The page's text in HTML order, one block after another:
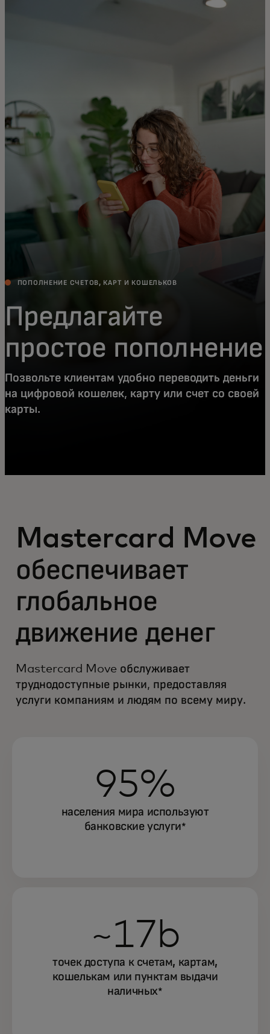
Для всего мира
Для новаторов
Новости и тренды
ПОПОЛНЕНИЕ СЧЕТОВ, КАРТ И КОШЕЛЬКОВ
Предлагайте
простое пополнение
Позвольте клиентам удобно переводить деньги
на цифровой кошелек, карту или счет со своей
карты.
Mastercard Move
обеспечивает
глобальное
движение денег
Mastercard Move обслуживает
труднодоступные рынки, предоставляя
услуги компаниям и людям по всему миру.
95%
населения мира используют
банковские услуги*
~17b
точек доступа к счетам, картам,
кошелькам или пунктам выдачи
наличных*